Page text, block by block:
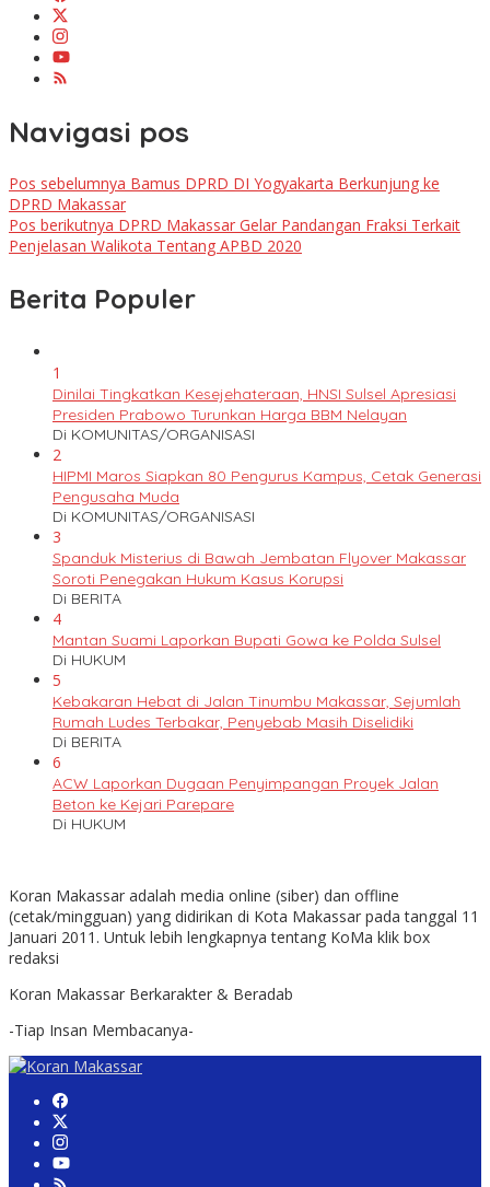
Navigasi pos
Pos sebelumnya Bamus DPRD DI Yogyakarta Berkunjung ke
DPRD Makassar
Pos berikutnya DPRD Makassar Gelar Pandangan Fraksi Terkait
Penjelasan Walikota Tentang APBD 2020
Berita Populer
1
Dinilai Tingkatkan Kesejehateraan, HNSI Sulsel Apresiasi
Presiden Prabowo Turunkan Harga BBM Nelayan
Di KOMUNITAS/ORGANISASI
2
HIPMI Maros Siapkan 80 Pengurus Kampus, Cetak Generasi
Pengusaha Muda
Di KOMUNITAS/ORGANISASI
3
Spanduk Misterius di Bawah Jembatan Flyover Makassar
Soroti Penegakan Hukum Kasus Korupsi
Di BERITA
4
Mantan Suami Laporkan Bupati Gowa ke Polda Sulsel
Di HUKUM
5
Kebakaran Hebat di Jalan Tinumbu Makassar, Sejumlah
Rumah Ludes Terbakar, Penyebab Masih Diselidiki
Di BERITA
6
ACW Laporkan Dugaan Penyimpangan Proyek Jalan
Beton ke Kejari Parepare
Di HUKUM
Koran Makassar adalah media online (siber) dan offline
(cetak/mingguan) yang didirikan di Kota Makassar pada tanggal 11
Januari 2011. Untuk lebih lengkapnya tentang KoMa klik box
redaksi
Koran Makassar Berkarakter & Beradab
-Tiap Insan Membacanya-